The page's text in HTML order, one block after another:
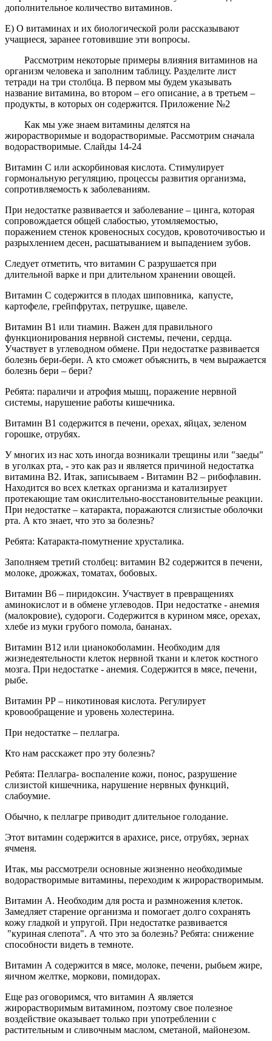
дополнительное количество витаминов.
Е) О витаминах и их биологической роли рассказывают
учащиеся, заранее готовившие эти вопросы.
Рассмотрим некоторые примеры влияния витаминов на
организм человека и заполним таблицу. Разделите лист
тетради на три столбца. В первом мы будем указывать
название витамина, во втором – его описание, а в третьем –
продукты, в которых он содержится. Приложение №2
Как мы уже знаем витамины делятся на
жирорастворимые и водорастворимые. Рассмотрим сначала
водорастворимые. Слайды 14-24
Витамин С или аскорбиновая кислота. Стимулирует
гормональную регуляцию, процессы развития организма,
сопротивляемость к заболеваниям.
При недостатке развивается и заболевание – цинга, которая
сопровождается общей слабостью, утомляемостью,
поражением стенок кровеносных сосудов, кровоточивостью и
разрыхлением десен, расшатыванием и выпадением зубов.
Следует отметить, что витамин С разрушается при
длительной варке и при длительном хранении овощей.
Витамин С содержится в плодах шиповника, капусте,
картофеле, грейпфрутах, петрушке, щавеле.
Витамин В1 или тиамин. Важен для правильного
функционирования нервной системы, печени, сердца.
Участвует в углеводном обмене. При недостатке развивается
болезнь бери-бери. А кто сможет объяснить, в чем выражается
болезнь бери – бери?
Ребята: параличи и атрофия мышц, поражение нервной
системы, нарушение работы кишечника.
Витамин В1 содержится в печени, орехах, яйцах, зеленом
горошке, отрубях.
У многих из нас хоть иногда возникали трещины или "заеды"
в уголках рта, - это как раз и является причиной недостатка
витамина В2. Итак, записываем - Витамин В2 – рибофлавин.
Находится во всех клетках организма и катализирует
протекающие там окислительно-восстановительные реакции.
При недостатке – катаракта, поражаются слизистые оболочки
рта. А кто знает, что это за болезнь?
Ребята: Катаракта-помутнение хрусталика.
Заполняем третий столбец: витамин В2 содержится в печени,
молоке, дрожжах, томатах, бобовых.
Витамин В6 – пиридоксин. Участвует в превращениях
аминокислот и в обмене углеводов. При недостатке - анемия
(малокровие), судороги. Содержится в курином мясе, орехах,
хлебе из муки грубого помола, бананах.
Витамин В12 или цианокоболамин. Необходим для
жизнедеятельности клеток нервной ткани и клеток костного
мозга. При недостатке - анемия. Содержится в мясе, печени,
рыбе.
Витамин РР – никотиновая кислота. Регулирует
кровообращение и уровень холестерина.
При недостатке – пеллагра.
Кто нам расскажет про эту болезнь?
Ребята: Пеллагра- воспаление кожи, понос, разрушение
слизистой кишечника, нарушение нервных функций,
слабоумие.
Обычно, к пеллагре приводит длительное голодание.
Этот витамин содержится в арахисе, рисе, отрубях, зернах
ячменя.
Итак, мы рассмотрели основные жизненно необходимые
водорастворимые витамины, переходим к жирорастворимым.
Витамин А. Необходим для роста и размножения клеток.
Замедляет старение организма и помогает долго сохранять
кожу гладкой и упругой. При недостатке развивается
"куриная слепота". А что это за болезнь? Ребята: снижение
способности видеть в темноте.
Витамин А содержится в мясе, молоке, печени, рыбьем жире,
яичном желтке, моркови, помидорах.
Еще раз оговоримся, что витамин А является
жирорастворимым витамином, поэтому свое полезное
воздействие оказывает только при употреблении с
растительным и сливочным маслом, сметаной, майонезом.